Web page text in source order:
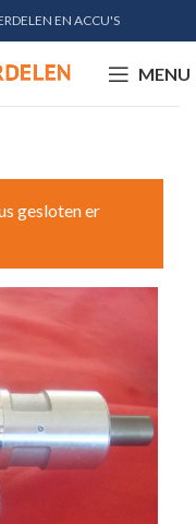
EN ACCU'S
MENU
gesloten er